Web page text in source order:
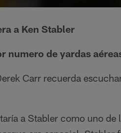
a Ken Stabler
numero de yardas
Carr recuerda
a Stabler como uno